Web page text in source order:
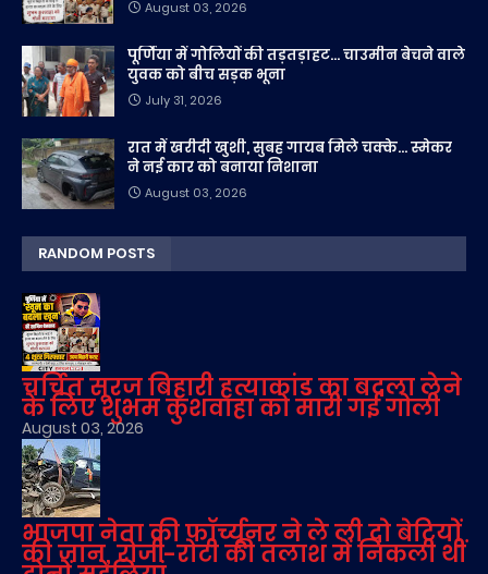
August 03, 2026
पूर्णिया में गोलियों की तड़तड़ाहट... चाउमीन बेचने वाले
युवक को बीच सड़क भूना
July 31, 2026
रात में खरीदी खुशी, सुबह गायब मिले चक्के... स्मेकर
ने नई कार को बनाया निशाना
August 03, 2026
RANDOM POSTS
चर्चित सूरज बिहारी हत्याकांड का बदला लेने
के लिए शुभम कुशवाहा को मारी गई गोली
August 03, 2026
भाजपा नेता की फॉर्च्यूनर ने ले ली दो बेटियों
की जान, रोजी-रोटी की तलाश में निकली थीं